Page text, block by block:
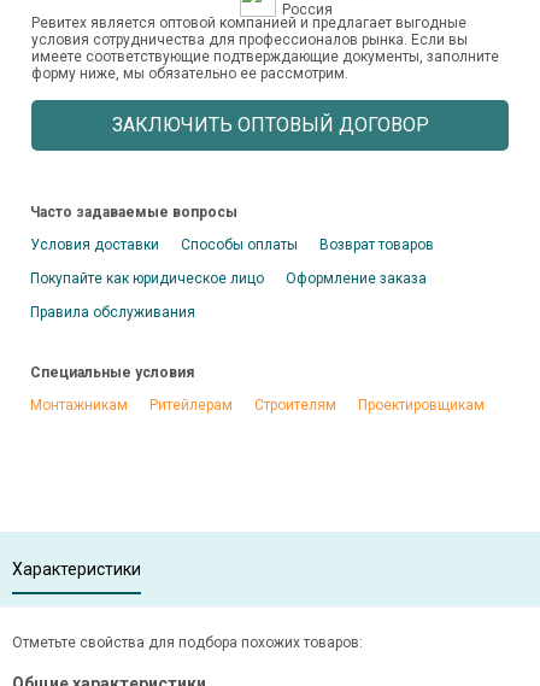
Россия
Ревитех является оптовой компанией и предлагает выгодные
условия сотрудничества для профессионалов рынка. Если вы
имеете соответствующие подтверждающие документы, заполните
форму ниже, мы обязательно ее рассмотрим.
ЗАКЛЮЧИТЬ ОПТОВЫЙ ДОГОВОР
Часто задаваемые вопросы
Условия доставки
Способы оплаты
Возврат товаров
Покупайте как юридическое лицо
Оформление заказа
Правила обслуживания
Специальные условия
Монтажникам
Ритейлерам Строителям Проектировщикам
Характеристики
Отметьте свойства для подбора похожих товаров: